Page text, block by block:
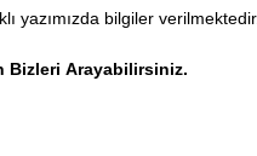
yazımızda bilgiler verilmektedir.
Bizleri Arayabilirsiniz.